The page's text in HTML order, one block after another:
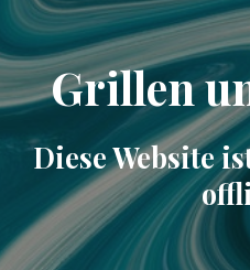
Grillen
Diese Website